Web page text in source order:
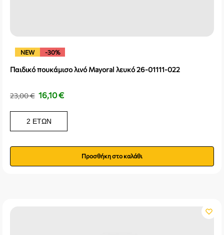
NEW -30%
Παιδικό πουκάμισο λινό Mayoral λευκό 26-01111-022
23,00€ 16,10€
2 ΕΤΏΝ
Προσθήκη στο καλάθι